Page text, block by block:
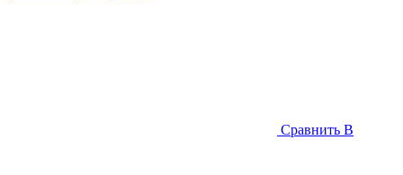
Сравнить В